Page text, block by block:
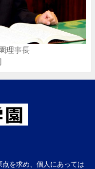
理事長
点を求め、個人にあっては